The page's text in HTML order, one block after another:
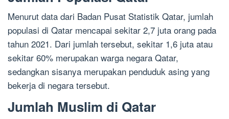
Menurut data dari Badan Pusat Statistik Qatar, jumlah
populasi di Qatar mencapai sekitar 2,7 juta orang pada
tahun 2021. Dari jumlah tersebut, sekitar 1,6 juta atau
sekitar 60% merupakan warga negara Qatar,
sedangkan sisanya merupakan penduduk asing yang
bekerja di negara tersebut.
Jumlah Muslim di Qatar